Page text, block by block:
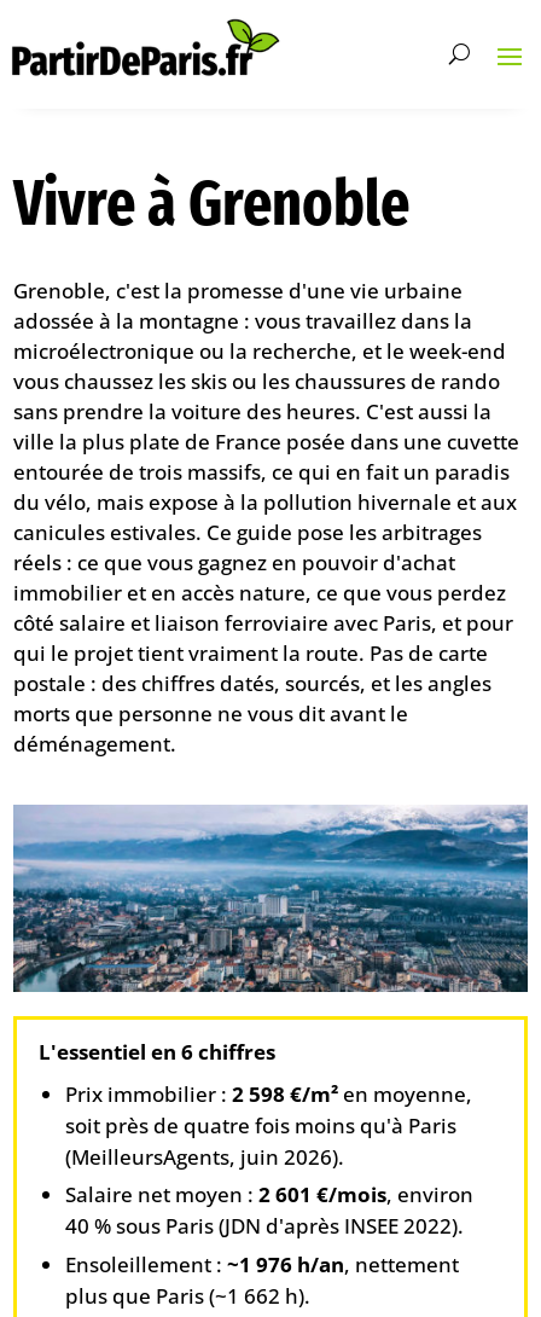
Vivre à Grenoble
Grenoble, c'est la promesse d'une vie urbaine
adossée à la montagne : vous travaillez dans la
microélectronique ou la recherche, et le week-end
vous chaussez les skis ou les chaussures de rando
sans prendre la voiture des heures. C'est aussi la
ville la plus plate de France posée dans une cuvette
entourée de trois massifs, ce qui en fait un paradis
du vélo, mais expose à la pollution hivernale et aux
canicules estivales. Ce guide pose les arbitrages
réels : ce que vous gagnez en pouvoir d'achat
immobilier et en accès nature, ce que vous perdez
côté salaire et liaison ferroviaire avec Paris, et pour
qui le projet tient vraiment la route. Pas de carte
postale : des chiffres datés, sourcés, et les angles
morts que personne ne vous dit avant le
déménagement.
L'essentiel en 6 chiffres
Prix immobilier :2 598 €/m² en moyenne,
soit près de quatre fois moins qu'à Paris
(MeilleursAgents, juin 2026).
Salaire net moyen :2 601 €/mois, environ
40 % sous Paris (JDN d'après INSEE 2022).
Ensoleillement :~1 976 h/an, nettement
plus que Paris (~1 662 h).